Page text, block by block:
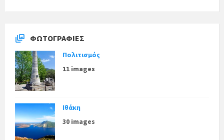
ΦΩΤΟΓΡΑΦΊΕΣ
Πολιτισμός
11 images
Ιθάκη
30 images